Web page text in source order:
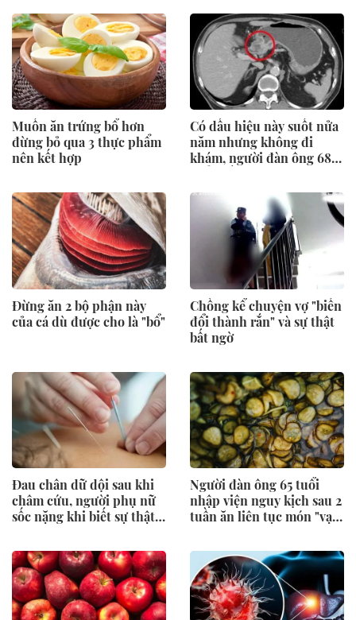
Muốn ăn trứng bổ hơn
đừng bỏ qua 3 thực phẩm
nên kết hợp
Có dấu hiệu này suốt nửa
năm nhưng không đi
khám, người đàn ông 68
đoạn 3
Đừng ăn 2 bộ phận này
của cá dù được cho là "bổ"
Chồng kể chuyện vợ "biến
đổi thành rắn" và sự thật
bất ngờ
Đau chân dữ dội sau khi
châm cứu, người phụ nữ
sốc nặng khi biết sự thật
Người đàn ông 65 tuổi
nhập viện nguy kịch sau 2
tuần ăn liên tục món "vạn